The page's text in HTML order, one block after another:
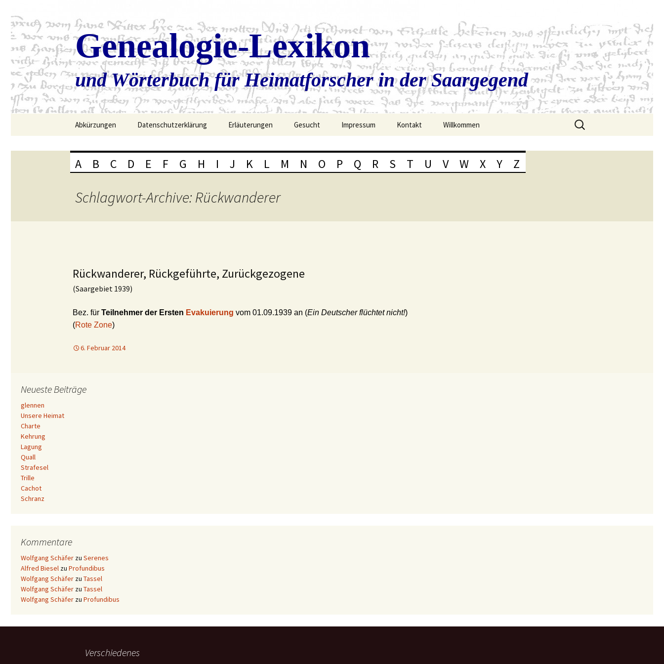
Genealogie-Lexikon
und Wörterbuch für Heimatforscher in der Saargegend
Abkürzungen Datenschutzerklärung Erläuterungen Gesucht Impressum Kontakt Willkommen
Suchen
nach:
A B C D E F G H I J K L M N O P Q R S T U V W X Y Z
Schlagwort-Archive: Rückwanderer
Rückwanderer, Rückgeführte, Zurückgezogene
(Saargebiet 1939)
Bez. für Teilnehmer der Ersten Evakuierung vom 01.09.1939 an (Ein Deutscher flüchtet nicht!)
(Rote Zone)
6. Februar 2014
Neueste Beiträge
glennen
Unsere Heimat
Charte
Kehrung
Lagung
Quall
Strafesel
Trille
Cachot
Schranz
Kommentare
Wolfgang Schäfer zu Serenes
Alfred Biesel zu Profundibus
Wolfgang Schäfer zu Tassel
Wolfgang Schäfer zu Tassel
Wolfgang Schäfer zu Profundibus
Verschiedenes